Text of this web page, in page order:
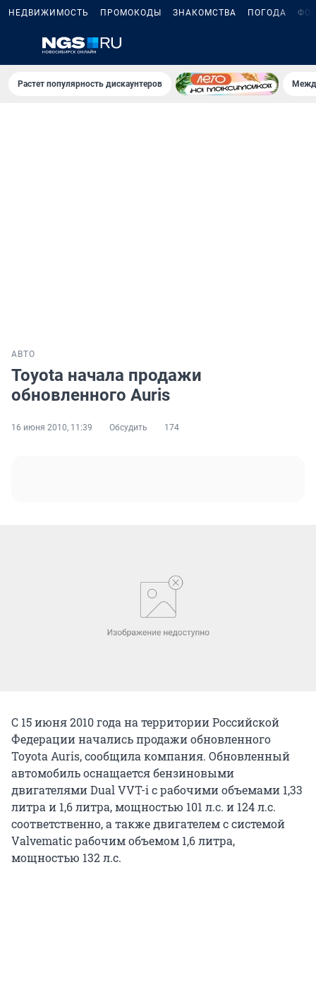
НЕДВИЖИМОСТЬ ПРОМОКОДЫ ЗНАКОМСТВА ПОГОДА
Растет популярность дискаунтеров
АВТО
Toyota начала продажи
обновленного Auris
16 июня 2010, 11:39 Обсудить 174
С 15 июня 2010 года на территории Российской
Федерации начались продажи обновленного
Toyota Auris, сообщила компания. Обновленный
автомобиль оснащается бензиновыми
двигателями Dual VVT-i c рабочими объемами 1,33
литра и 1,6 литра, мощностью 101 л.с. и 124 л.с.
соответственно, а также двигателем с системой
Valvematic рабочим объемом 1,6 литра,
мощностью 132 л.с.